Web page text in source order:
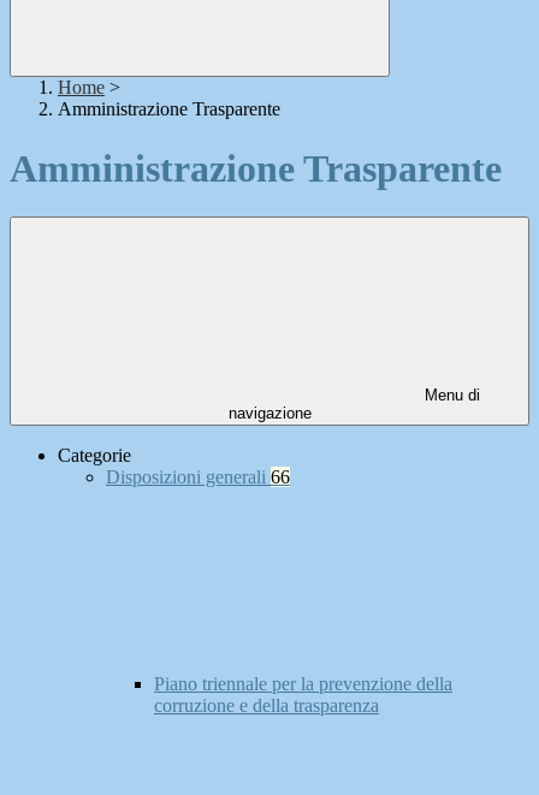
Home >
Amministrazione Trasparente
Amministrazione Trasparente
Menu di
navigazione
Categorie
Disposizioni generali 66
Piano triennale per la prevenzione della
corruzione e della trasparenza